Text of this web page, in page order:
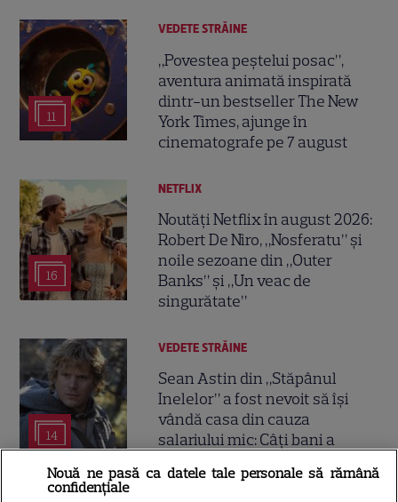
11
VEDETE STRĂINE
„Povestea peștelui posac”,
aventura animată inspirată
dintr-un bestseller The New
York Times, ajunge în
cinematografe pe 7 august
16
NETFLIX
Noutăți Netflix în august 2026:
Robert De Niro, „Nosferatu” și
noile sezoane din „Outer
Banks” și „Un veac de
singurătate”
14
VEDETE STRĂINE
Sean Astin din „Stăpânul
Inelelor” a fost nevoit să își
vândă casa din cauza
salariului mic: Câți bani a
Nouă ne pasă ca datele tale personale să rămână
confidențiale